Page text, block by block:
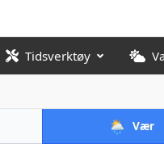
Tidsverktøy
🌦️ Vær